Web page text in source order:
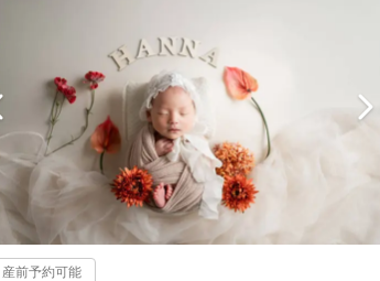
産前予約可能